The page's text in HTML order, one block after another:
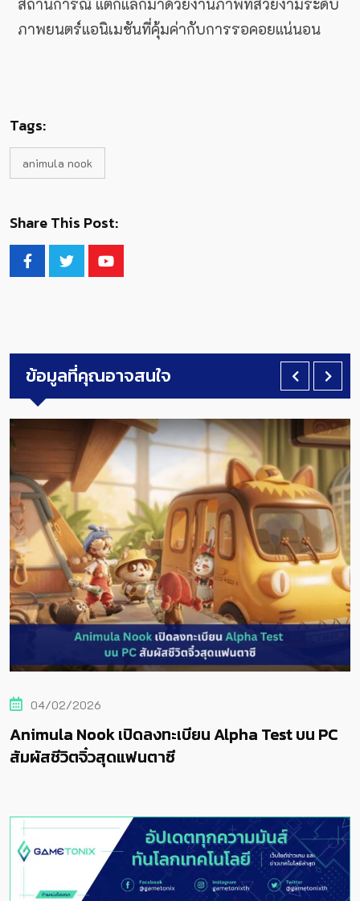
สถานการณ์ แต่ก็แลกมาด้วยงานภาพที่สวยงามระดับ
ภาพยนตร์แอนิเมชันที่คุ้มค่ากับการรอคอยแน่นอน
Tags:
animula nook
Share This Post:
ข้อมูลที่คุณอาจสนใจ
04/02/2026
Animula Nook เปิดลงทะเบียน Alpha Test บน PC
สัมผัสชีวิตจิ๋วสุดแฟนตาซี